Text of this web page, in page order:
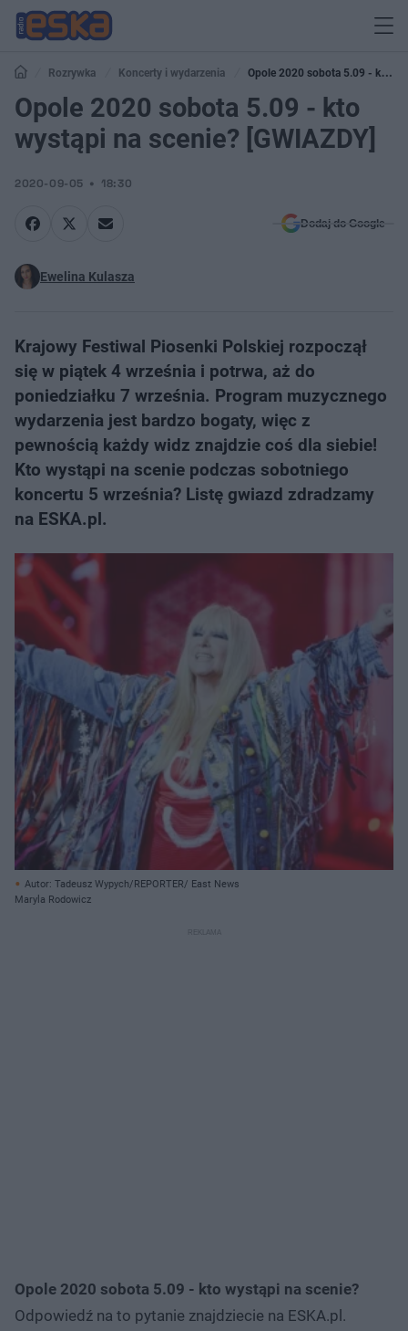
Rozrywka Koncerty i wydarzenia
Opole 2020 sobota 5.09 - kto
wystąpi na scenie? [GWIAZDY]
Opole 2020 sobota 5.09 - kto
wystąpi na scenie? [GWIAZDY]
2020-09-05 18:30
Dodaj do Google
Ewelina Kulasza
Krajowy Festiwal Piosenki Polskiej rozpoczął
się w piątek 4 września i potrwa, aż do
poniedziałku 7 września. Program muzycznego
wydarzenia jest bardzo bogaty, więc z
pewnością każdy widz znajdzie coś dla siebie!
Kto wystąpi na scenie podczas sobotniego
koncertu 5 września? Listę gwiazd zdradzamy
na ESKA.pl.
Autor: Tadeusz Wypych/REPORTER/ East News
Maryla Rodowicz
Opole 2020 sobota 5.09 - kto wystąpi na scenie?
Odpowiedź na to pytanie znajdziecie na ESKA.pl.